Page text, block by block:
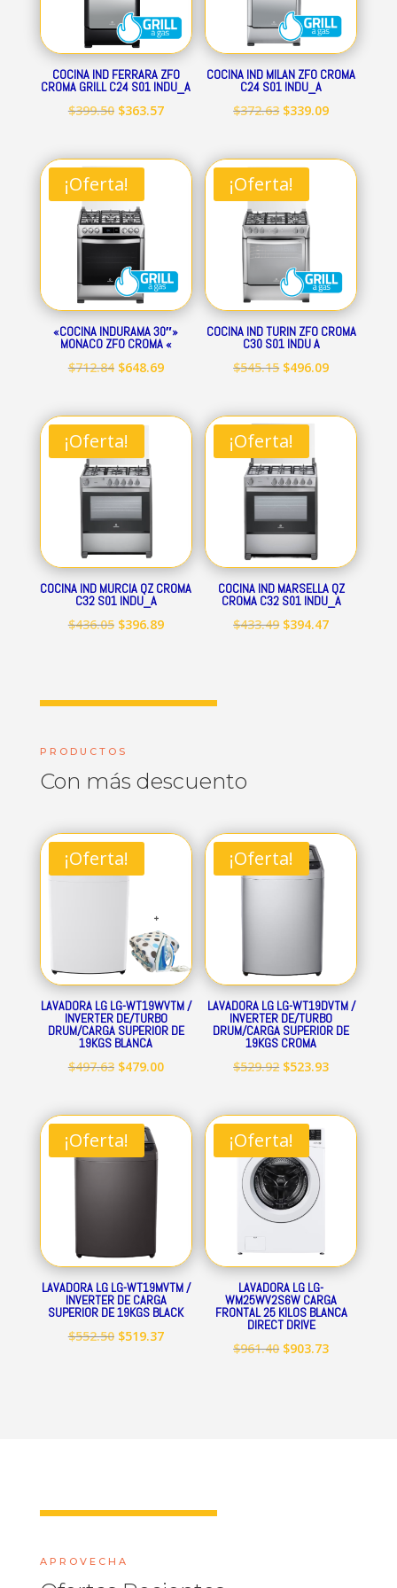
COCINA IND FERRARA ZFO
CROMA GRILL C24 S01 INDU_A
$399.50 El
original
era:
$399.50.
$363.57El
actual
COCINA IND MILAN ZFO CROMA
C24 S01 INDU_A
$372.63 El
original
era:
$372.63.
$339.09El
actual
¡Oferta!
«COCINA INDURAMA 30″»
MONACO ZFO CROMA «
$712.84 El
original
era:
$712.84.
$648.69El
actual
¡Oferta!
COCINA IND TURIN ZFO CROMA
C30 S01 INDU A
$545.15 El
original
era:
$545.15.
$496.09El
actual
¡Oferta!
COCINA IND MURCIA QZ CROMA
C32 S01 INDU_A
$436.05 El
$396.89El
¡Oferta!
COCINA IND MARSELLA QZ
CROMA C32 S01 INDU_A
$433.49 El
$394.47El
PRODUCTOS
Con más descuento
¡Oferta!
LAVADORA LG LG-WT19WVTM /
INVERTER DE/TURBO
DRUM/CARGA SUPERIOR DE
19KGS BLANCA
$497.63 El
original
era:
$497.63.
$479.00El
actual
¡Oferta!
LAVADORA LG LG-WT19DVTM /
INVERTER DE/TURBO
DRUM/CARGA SUPERIOR DE
19KGS CROMA
$529.92 El
original
era:
$529.92.
$523.93El
actual
¡Oferta!
LAVADORA LG LG-WT19MVTM /
INVERTER DE CARGA
SUPERIOR DE 19KGS BLACK
$552.50 El
$519.37El
¡Oferta!
LAVADORA LG LG-
WM25WV2S6W CARGA
FRONTAL 25 KILOS BLANCA
DIRECT DRIVE
$961.40 El
$903.73El
APROVECHA